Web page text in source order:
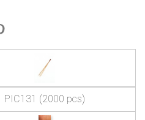
PIC131 (2000 pcs)